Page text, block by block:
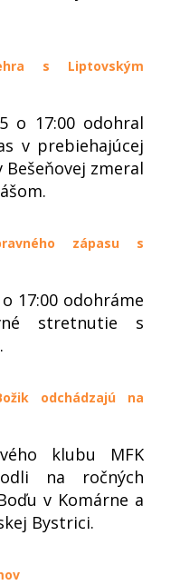
s Liptovským
o 17:00 odohral
v prebiehajúcej
zmeral
zápasu s
17:00 odohráme
stretnutie s
odchádzajú na
klubu MFK
na ročných
v Komárne a
Bystrici.